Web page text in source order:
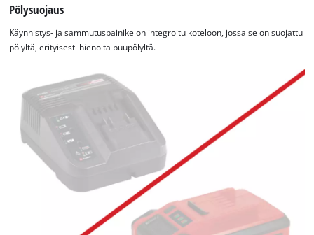
Pölysuojaus
Käynnistys- ja sammutuspainike on integroitu koteloon, jossa se on suojattu
pölyltä, erityisesti hienolta puupölyltä.